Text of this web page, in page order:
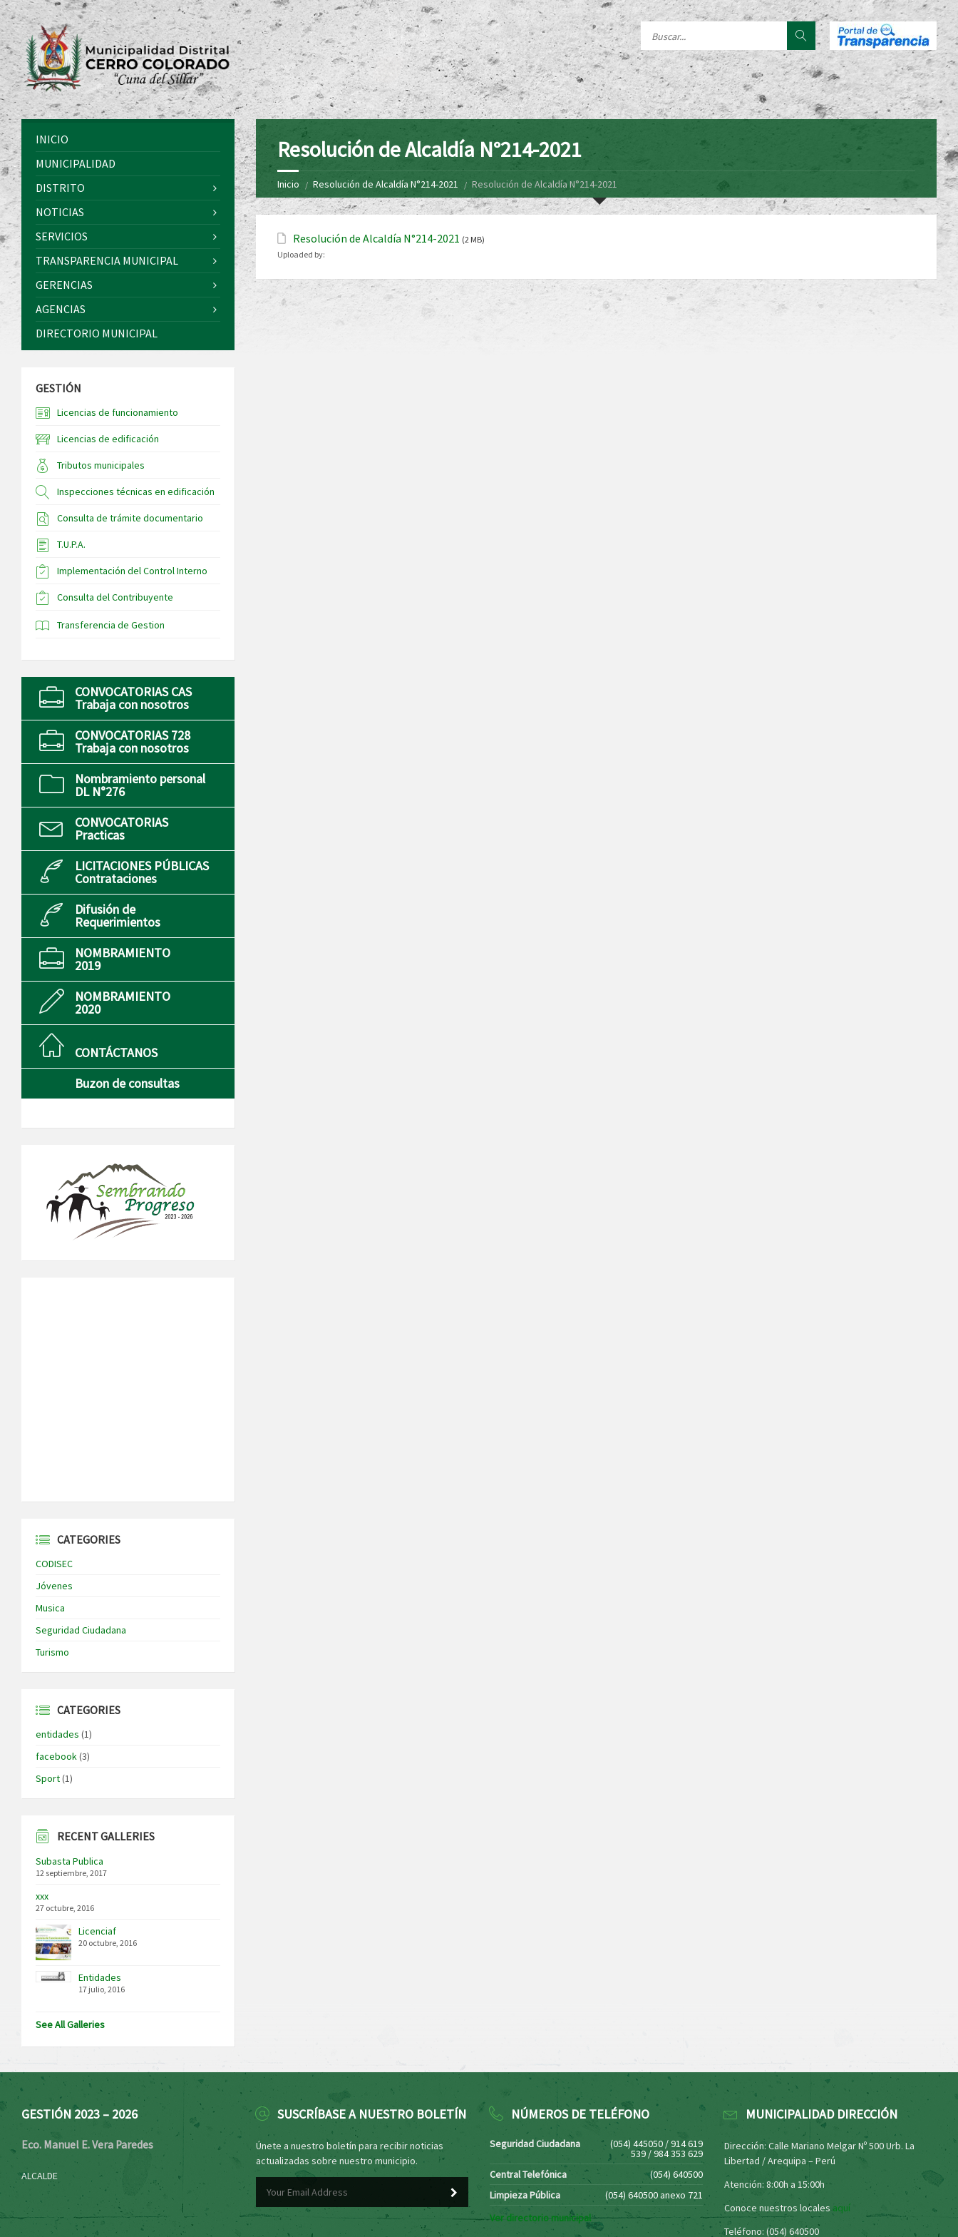
Resolución de Alcaldía N°214-2021
Inicio Resolución de Alcaldía N°214-2021 Resolución de Alcaldía N°214-2021
Resolución de Alcaldía N°214-2021 (2 MB)
Uploaded by:
INICIO
MUNICIPALIDAD
DISTRITO
NOTICIAS
SERVICIOS
TRANSPARENCIA MUNICIPAL
GERENCIAS
AGENCIAS
DIRECTORIO MUNICIPAL
GESTIÓN
Licencias de funcionamiento
Licencias de edificación
Tributos municipales
Inspecciones técnicas en edificación
Consulta de trámite documentario
T.U.P.A.
Implementación del Control Interno
Consulta del Contribuyente
Transferencia de Gestion
CONVOCATORIAS CAS
Trabaja con nosotros
CONVOCATORIAS 728
Trabaja con nosotros
Nombramiento personal
DL N°276
CONVOCATORIAS
Practicas
LICITACIONES PÚBLICAS
Contrataciones
Difusión de
Requerimientos
NOMBRAMIENTO
2019
NOMBRAMIENTO
2020
CONTÁCTANOS
Buzon de consultas
CATEGORIES
CODISEC
Jóvenes
Musica
Seguridad Ciudadana
Turismo
CATEGORIES
entidades (1)
facebook(3)
Sport(1)
RECENT GALLERIES
Subasta Publica
12 septiembre, 2017
xxx
27 octubre, 2016
Licenciaf
20 octubre, 2016
Entidades
17 julio, 2016
See All Galleries
GESTIÓN 2023 – 2026
Eco. Manuel E. Vera Paredes
ALCALDE
SUSCRÍBASE A NUESTRO BOLETÍN
Únete a nuestro boletín para recibir noticias
actualizadas sobre nuestro municipio.
NÚMEROS DE TELÉFONO
Seguridad Ciudadana (054) 445050 / 914 619
539 / 984 353 629
Central Telefónica
(054) 640500
Limpieza Pública
(054) 640500 anexo 721
Ver directorio municipal
MUNICIPALIDAD DIRECCIÓN
Dirección: Calle Mariano Melgar Nº 500 Urb. La
Libertad / Arequipa – Perú
Atención: 8:00h a 15:00h
Conoce nuestros locales aquí
Teléfono: (054) 640500